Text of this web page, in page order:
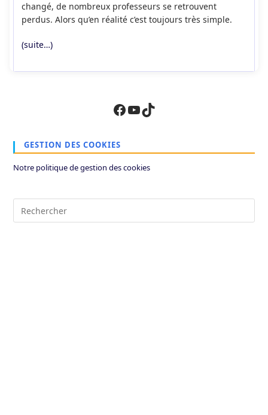
changé, de nombreux professeurs se retrouvent
perdus. Alors qu’en réalité c’est toujours très simple.
(suite…)
Facebook
YouTube
TikTok
GESTION DES COOKIES
Notre politique de gestion des cookies